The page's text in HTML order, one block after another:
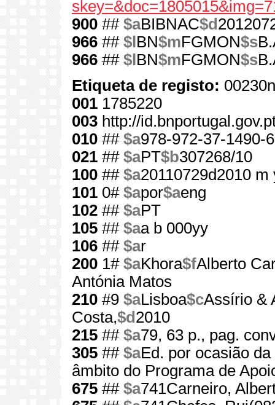
900 ## $aBIBNAC$d
966 ## $l BN$mFGMON$s
966 ## $l BN$mFGMON$s
Etiqueta de registo:
001 1785220
003 http://
010 ## $a978-972-37-1490-6
021 ## $aPT$b307268/10
100 ## $a20110729d2010
101 0# $apor$aeng
102 ## $aPT
105 ## $aa b 000yy
106 ## $ar
200 1# $aKhora$fAlberto
Antónia Matos
210 #9 $aLisboa$cAssírio &
Costa,$d 2010
215 ## $a79, 63 p., pag.
305 ## $aEd. por ocasião
âmbito do Programa de
675 ## $a741Carneiro,